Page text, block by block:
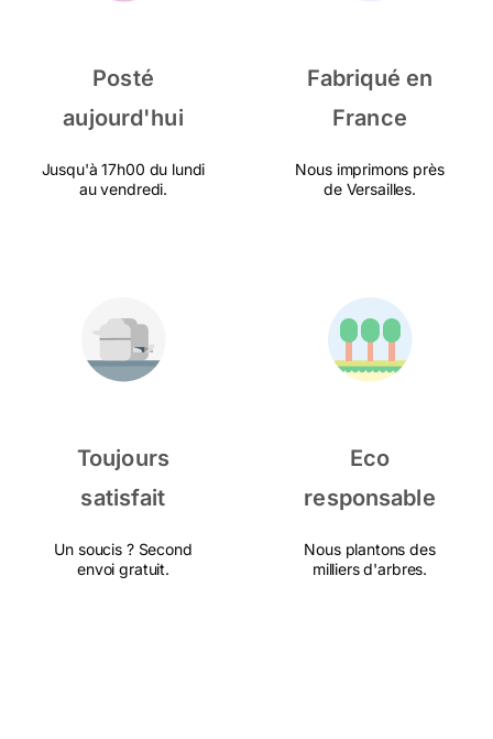
Posté
aujourd'hui
Jusqu'à 17h00 du lundi
au vendredi.
Fabriqué en
France
Nous imprimons près
de Versailles.
Toujours
satisfait
Un soucis ? Second
envoi gratuit.
Eco
responsable
Nous plantons des
milliers d'arbres.